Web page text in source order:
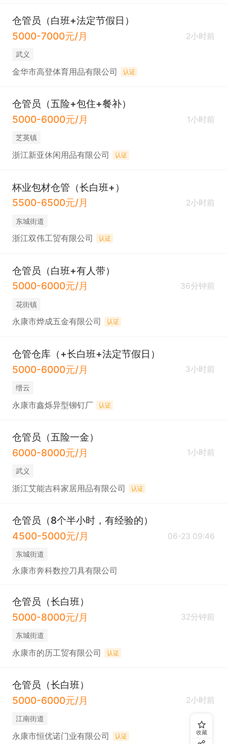
仓管员（白班+法定节假日）
5000-7000元/月
2小时前
武义
金华市高登体育用品有限公司 认证
仓管员（五险+包住+餐补）
5000-6000元/月
1小时前
芝英镇
浙江新亚休闲用品有限公司 认证
杯业包材仓管（长白班+）
5500-6500元/月
2小时前
东城街道
浙江双伟工贸有限公司 认证
仓管员（白班+有人带）
5000-6000元/月
36分钟前
花街镇
永康市烨成五金有限公司 认证
仓管仓库（+长白班+法定节假日）
5000-6000元/月
3小时前
缙云
永康市鑫烁异型铆钉厂 认证
仓管员（五险一金）
6000-8000元/月
1小时前
武义
浙江艾能吉科家居用品有限公司 认证
仓管员（8个半小时，有经验的）
4500-5000元/月
06-23 09:46
东城街道
永康市奔科数控刀具有限公司
仓管员（长白班）
5000-8000元/月
32分钟前
东城街道
永康市的历工贸有限公司 认证
仓管员（长白班）
5000-6000元/月
2小时前
江南街道
永康市恒优诺门业有限公司 认证 收藏